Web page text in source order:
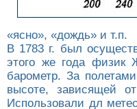
«ясно», «дождь» и т.п.
В 1783 г. был
этого же года
барометр. За
высоте, зависящей
Использовали дл